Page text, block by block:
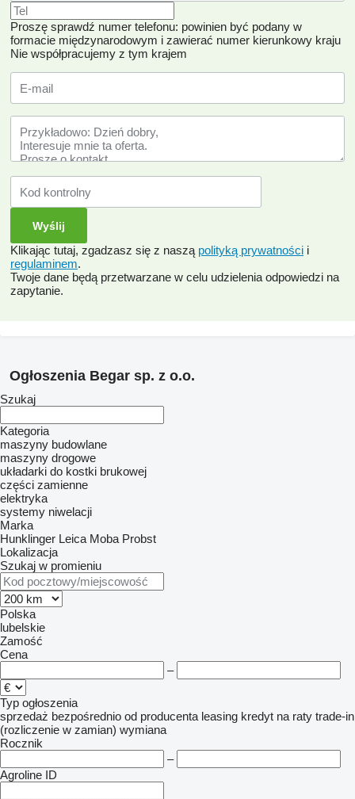
Proszę sprawdź numer telefonu: powinien być podany w
formacie międzynarodowym i zawierać numer kierunkowy kraju
Nie współpracujemy z tym krajem
Klikając tutaj, zgadzasz się z naszą polityką prywatności i
regulaminem.
Twoje dane będą przetwarzane w celu udzielenia odpowiedzi na
zapytanie.
Ogłoszenia Begar sp. z o.o.
Szukaj
Kategoria
maszyny budowlane
maszyny drogowe
układarki do kostki brukowej
części zamienne
elektryka
systemy niwelacji
Marka
Hunklinger Leica Moba Probst
Lokalizacja
Szukaj w promieniu
Polska
lubelskie
Zamość
Cena
–
Typ ogłoszenia
sprzedaż bezpośrednio od producenta leasing kredyt na raty trade-in
(rozliczenie w zamian) wymiana
Rocznik
–
Agroline ID